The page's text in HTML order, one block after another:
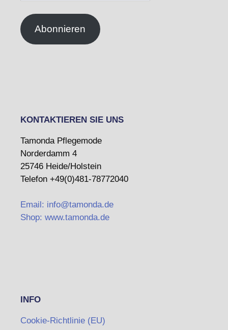
Abonnieren
KONTAKTIEREN SIE UNS
Tamonda Pflegemode
Norderdamm 4
25746 Heide/Holstein
Telefon +49(0)481-78772040
Email: info@tamonda.de
Shop: www.tamonda.de
INFO
Cookie-Richtlinie (EU)